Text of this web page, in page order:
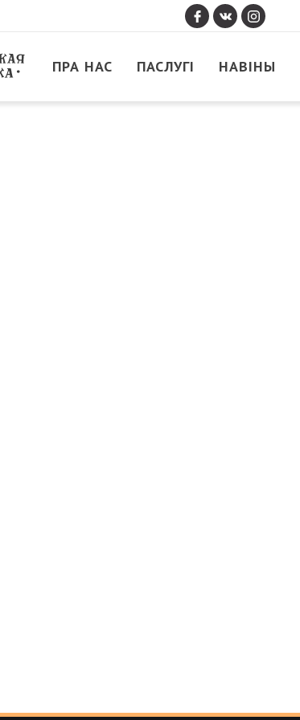
ПРА НАС ПАСЛУГІ НАВІНЫ